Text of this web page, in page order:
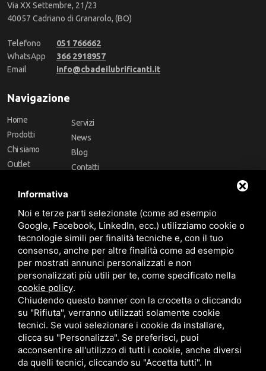
Via XX Settembre, 21/23
40057 Cadriano di Granarolo, (BO)
Telefono
051 766662
WhatsApp
366 2918957
Email
info@cbadeilubrificanti.it
Navigazione
Home
Prodotti
Chi siamo
Outlet
Marchi
Servizi
News
Blog
Contatti
Follow Us
Area riservata
CBA dei Lubrificanti Spa - P. IVA 00624811204 - Codice fiscale 03472740376
Informativa
Noi e terze parti selezionate (come ad esempio
Google, Facebook, LinkedIn, ecc.) utilizziamo cookie o
tecnologie simili per finalità tecniche e, con il tuo
consenso, anche per altre finalità come ad esempio
per mostrati annunci personalizzati e non
personalizzati più utili per te, come specificato nella
cookie policy.
Chiudendo questo banner con la crocetta o cliccando
su "Rifiuta", verranno utilizzati solamente cookie
tecnici. Se vuoi selezionare i cookie da installare,
clicca su "Personalizza". Se preferisci, puoi
acconsentire all'utilizzo di tutti i cookie, anche diversi
da quelli tecnici, cliccando su "Accetta tutti". In